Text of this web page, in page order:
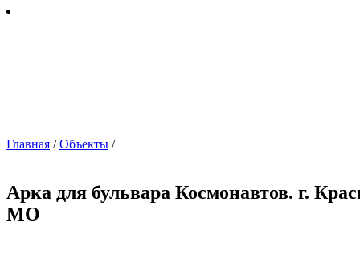
Главная /Объекты /
Арка для бульвара Космонавтов. г.
МО